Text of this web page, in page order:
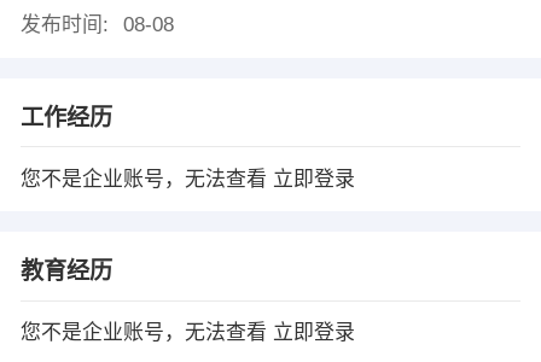
发布时间:
08-08
工作经历
您不是企业账号，无法查看 立即登录
教育经历
您不是企业账号，无法查看 立即登录